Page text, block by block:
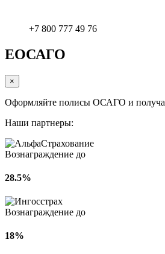
+7 800 777 49 76
ЕОСАГО
×
Оформляйте полисы ОСАГО и
Наши партнеры:
Вознаграждение до
28.5%
Вознаграждение до
18%